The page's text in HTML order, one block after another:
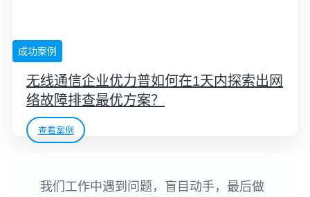
成功案例
无线通信企业优力普如何在1天内探索出网
络故障排查最优方案？
查看案例
我们工作中遇到问题，盲目动手，最后做